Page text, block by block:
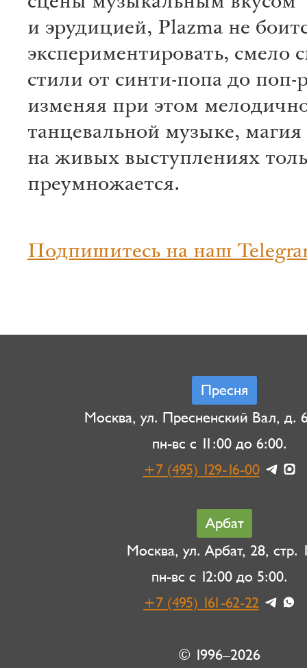
и эрудицией, Plazmа не
экспериментировать, смело
стили от синти-попа до поп-
изменяя при этом
танцевальной музыке, магия
на живых выступлениях
преумножается.
Подпишитесь на наш
Пресня
Москва, ул. Пресненский Вал, д.
пн-вс с 11:00 до 6:00.
+7 (495) 129-16-00
Арбат
Москва, ул. Арбат, 28, стр.
пн-вс с 12:00 до 5:00.
+7 (495) 161-62-22
© 1996–2026